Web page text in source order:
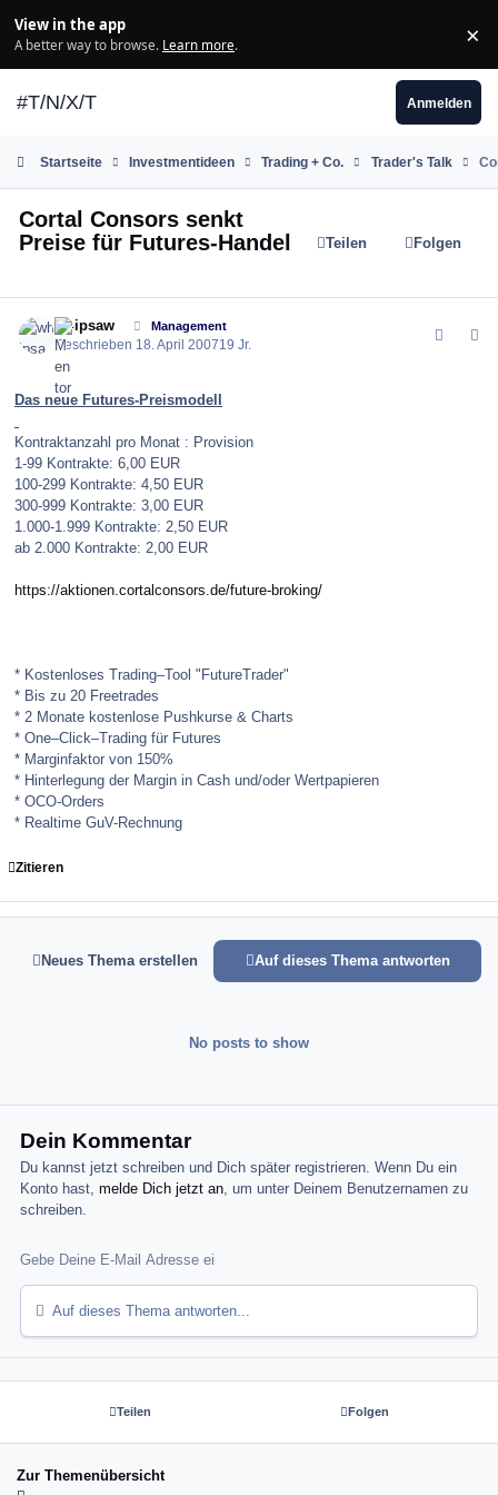
View in the app
A better way to browse. Learn more. ×
#T/N/X/T Anmelden
Startseite Investmentideen Trading + Co. Trader's Talk
Cortal Consors senkt
Preise für Futures-Handel
Teilen Folgen
whipsaw Management
Geschrieben 18. April 200719 Jr.
Das neue Futures-Preismodell
Kontraktanzahl pro Monat : Provision
1-99 Kontrakte: 6,00 EUR
100-299 Kontrakte: 4,50 EUR
300-999 Kontrakte: 3,00 EUR
1.000-1.999 Kontrakte: 2,50 EUR
ab 2.000 Kontrakte: 2,00 EUR
https://aktionen.cortalconsors.de/future-broking/
* Kostenloses Trading–Tool "FutureTrader"
* Bis zu 20 Freetrades
* 2 Monate kostenlose Pushkurse & Charts
* One–Click–Trading für Futures
* Marginfaktor von 150%
* Hinterlegung der Margin in Cash und/oder Wertpapieren
* OCO-Orders
* Realtime GuV-Rechnung
Zitieren
Neues Thema erstellen Auf dieses Thema antworten
No posts to show
Dein Kommentar
Du kannst jetzt schreiben und Dich später registrieren. Wenn Du ein
Konto hast,melde Dich jetzt an, um unter Deinem Benutzernamen zu
schreiben.
Auf dieses Thema antworten...
Teilen Folgen
Zur Themenübersicht